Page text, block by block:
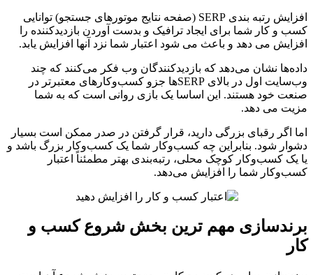
افزایش رتبه بندی SERP (صفحه نتایج موتورهای جستجو) توانایی
کسب و کار شما برای ایجاد ترافیک و بدست آوردن بازدیدکننده را
افزایش می دهد و باعث می شود اعتبار شما نزد آنها افزایش یابد.
داده‌ها نشان می‌دهد که بازدیدکنندگان وب فکر می‌کنند که چند
وب‌سایت اول در بالای SERP‌ها جزو کسب‌وکارهای معتبرتر در
صنعت خود هستند. این اساسا یک بازی روانی است که به شما
مزیت می دهد.
اما اگر رقبای بزرگی دارید، قرار گرفتن در صدر ممکن است بسیار
دشوار شود. بنابراین چه کسب‌وکار شما یک کسب‌وکار بزرگ باشد و
یا یک کسب‌وکار کوچک محلی، رتبه‌بندی بهتر مطمئناً اعتبار
کسب‌وکار شما را افزایش می‌دهد.
برندسازی مهم ترین بخش شروع کسب و
کار